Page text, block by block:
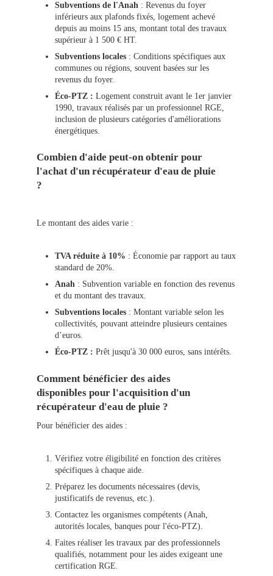
Subventions de l'Anah : Revenus du foyer
inférieurs aux plafonds fixés, logement achevé
depuis au moins 15 ans, montant total des travaux
supérieur à 1 500 € HT.
Subventions locales : Conditions spécifiques aux
communes ou régions, souvent basées sur les
revenus du foyer.
Éco-PTZ : Logement construit avant le 1er janvier
1990, travaux réalisés par un professionnel RGE,
inclusion de plusieurs catégories d'améliorations
énergétiques.
Combien d'aide peut-on obtenir pour
l'achat d'un récupérateur d'eau de pluie
?
Le montant des aides varie :
TVA réduite à 10% : Économie par rapport au taux
standard de 20%.
Anah : Subvention variable en fonction des revenus
et du montant des travaux.
Subventions locales : Montant variable selon les
collectivités, pouvant atteindre plusieurs centaines
d’euros.
Éco-PTZ : Prêt jusqu'à 30 000 euros, sans intérêts.
Comment bénéficier des aides
disponibles pour l'acquisition d'un
récupérateur d'eau de pluie ?
Pour bénéficier des aides :
Vérifiez votre éligibilité en fonction des critères
spécifiques à chaque aide.
Préparez les documents nécessaires (devis,
justificatifs de revenus, etc.).
Contactez les organismes compétents (Anah,
autorités locales, banques pour l'éco-PTZ).
Faites réaliser les travaux par des professionnels
qualifiés, notamment pour les aides exigeant une
certification RGE.